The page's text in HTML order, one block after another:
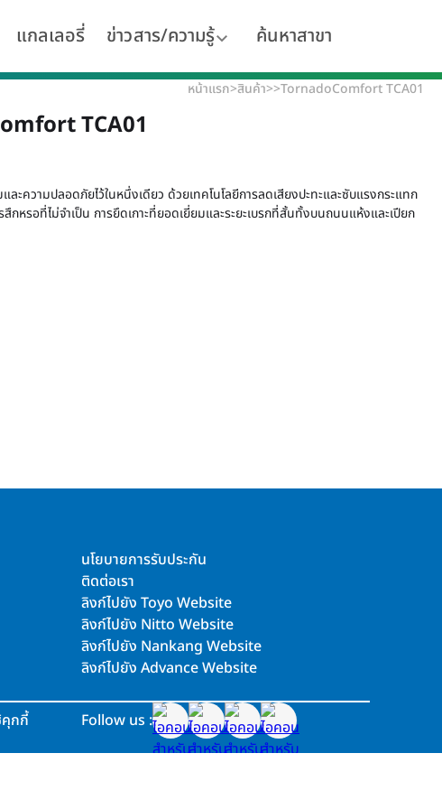
แกลเลอรี่ ข่าวสาร/ความรู้ ค้นหาสาขา
หน้าแรก>สินค้า>>TornadoComfort TCA01
TCA01
ความปลอดภัยไว้ในหนึ่งเดียว ด้วยเทคโนโลยีการลดเสียงปะทะและซับแรงกระแทก
หรอที่ไม่จำเป็น การยึดเกาะที่ยอดเยี่ยมและระยะเบรกที่สั้นทั้งบนถนนแห้งและเปียก
นโยบายการรับประกัน
ติดต่อเรา
ลิงก์ไปยัง Toyo Website
ลิงก์ไปยัง Nitto Website
ลิงก์ไปยัง Nankang Website
ลิงก์ไปยัง Advance Website
คุกกี้ Follow us :